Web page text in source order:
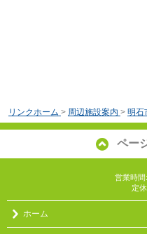
リンクホーム > 周辺施設案内 > 明石
ペー
営業時
定
ホーム